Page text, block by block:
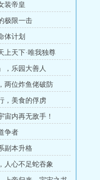
装帝皇
极限一击
体计划
上天下·唯我独尊
，乐园大善人
两位炸鱼佬破防
，美食的俘虏
宙内再无敌手！
争者
副本升格
人心不足蛇吞象